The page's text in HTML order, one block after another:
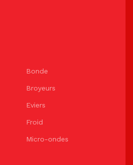
Bonde
Broyeurs
Eviers
Froid
Micro-ondes